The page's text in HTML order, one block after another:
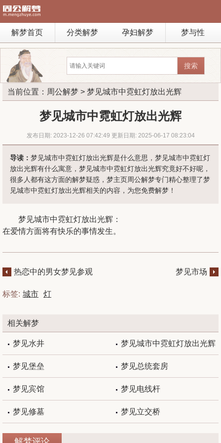
解梦首页 分类解梦 孕妇解梦 梦与性
当前位置： 周公解梦 > 梦见城市中霓虹灯放出光辉
梦见城市中霓虹灯放出光辉
发布日期: 2023-12-26 07:42:49 更新日期: 2025-06-17 08:23:04
导读： 梦见城市中霓虹灯放出光辉是什么意思，梦见城市中霓虹灯
放出光辉有什么寓意，梦见城市中霓虹灯放出光辉究竟好不好呢，
很多人都有这方面的解梦疑惑，梦主页周公解梦专门精心整理了梦
见城市中霓虹灯放出光辉相关的内容，为您免费解梦！
梦见城市中霓虹灯放出光辉：
在爱情方面将有快乐的事情发生。
热恋中的男女梦见参观
梦见市场
标签: 城市 灯
相关解梦
梦见水井 梦见城市中霓虹灯放出光辉
梦见堡垒 梦见总统套房
梦见宾馆 梦见电线杆
梦见修墓 梦见立交桥